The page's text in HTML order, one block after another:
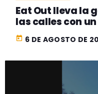
Eat Out lleva la
las calles con
today 6 DE AGOSTO DE